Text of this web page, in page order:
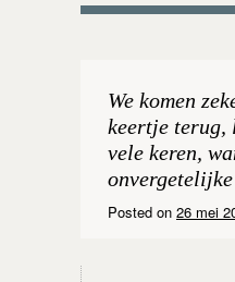
We komen
keertje terug,
vele keren,
Posted on 26 mei